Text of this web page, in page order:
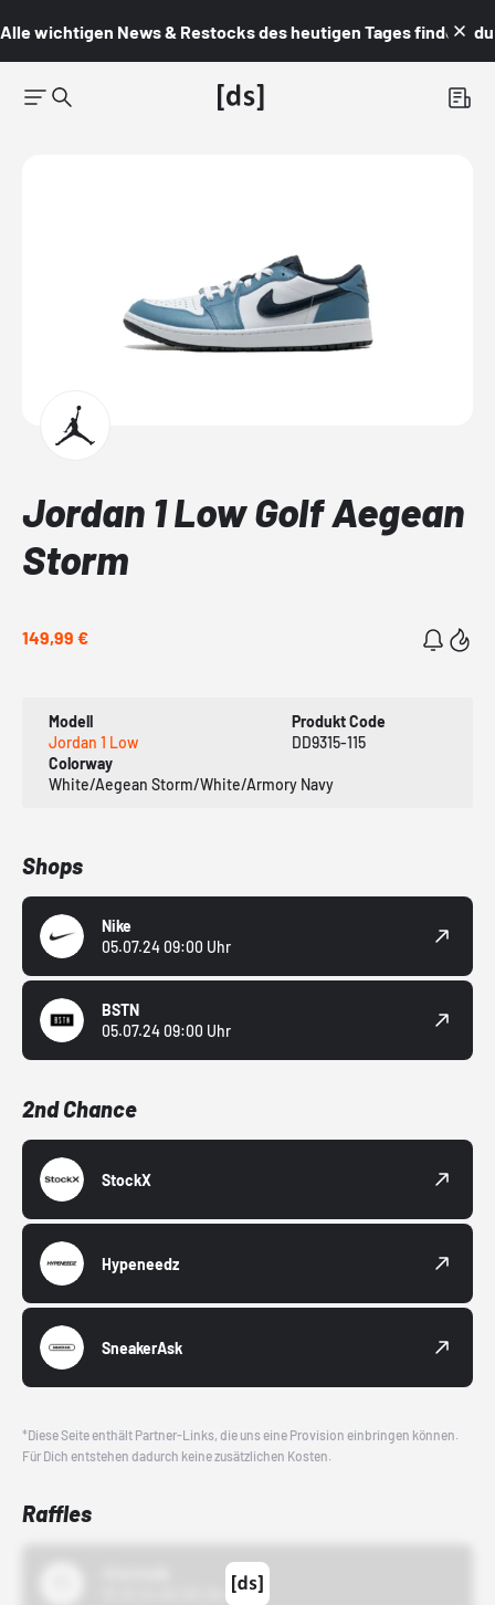
Alle wichtigen News & Restocks des heutigen Tages findest du
Jordan 1 Low Golf Aegean
Storm
149,99 €
Modell
Jordan 1 Low
Produkt Code
DD9315-115
Colorway
White/Aegean Storm/White/Armory Navy
Shops
Nike
05.07.24 09:00 Uhr
BSTN
05.07.24 09:00 Uhr
2nd Chance
StockX
Hypeneedz
SneakerAsk
*Diese Seite enthält Partner-Links, die uns eine Provision einbringen können.
Für Dich entstehen dadurch keine zusätzlichen Kosten.
Raffles